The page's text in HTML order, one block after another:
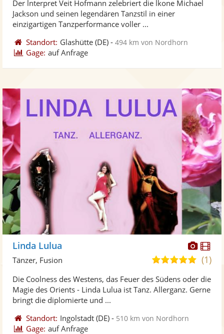
Fotos
5
Der lnterpret Veit Hofmann zelebriert die lkone Michael
Jackson und seinen legendären Tanzstil in einer
einzigartigen Tanzperformance voller ...
Standort: Glashütte (DE) -494 km von Nordhorn
Gage: auf Anfrage
Fotos
Linda Lulua
5,0
5
(1)
Tänzer, Fusion
Die Coolness des Westens, das Feuer des Südens oder die
Magie des Orients - Linda Lulua ist Tanz. Allerganz. Gerne
bringt die diplomierte und ...
Standort: Ingolstadt (DE) - 510 km von Nordhorn
Gage: auf Anfrage